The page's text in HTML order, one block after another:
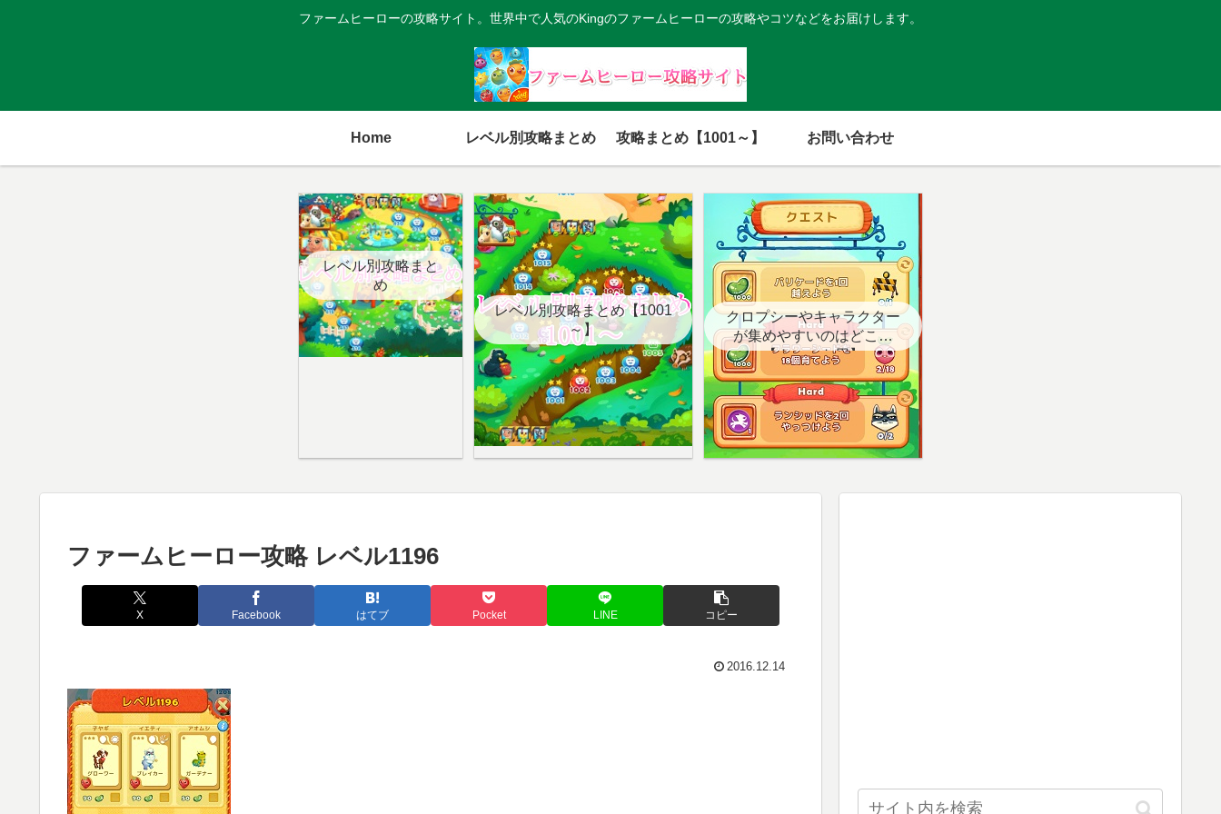
ファームヒーローの攻略サイト。世界中で人気のKingのファームヒーローの攻略やコツなどをお届けします。
Home レベル別攻略まとめ 攻略まとめ【1001～】 お問い合わせ
レベル別攻略まと
め
レベル別攻略まとめ【1001
～】
クロプシーやキャラクター
が集めやすいのはどこ？
【クエスト用】
ファームヒーロー攻略 レベル1196
X Facebook はてブ Pocket LINE コピー
2016.12.14